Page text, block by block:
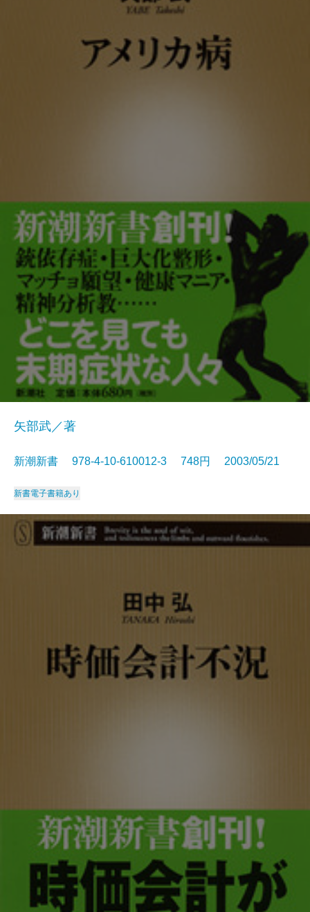
矢部武／著
新潮新書 978-4-10-610012-3 748円 2003/05/21
新書電子書籍あり